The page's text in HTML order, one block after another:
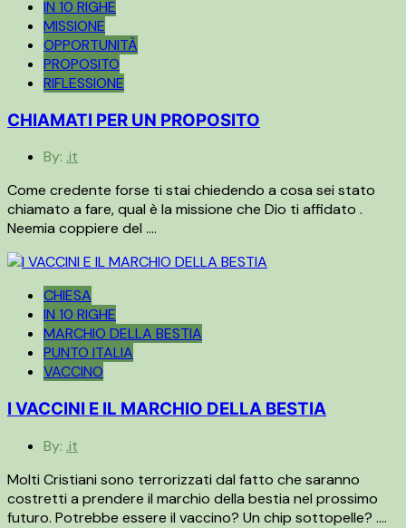
IN 10 RIGHE
MISSIONE
OPPORTUNITÀ
PROPOSITO
RIFLESSIONE
CHIAMATI PER UN PROPOSITO
By: .it
Come credente forse ti stai chiedendo a cosa sei stato
chiamato a fare, qual è la missione che Dio ti affidato .
Neemia coppiere del ….
CHIESA
IN 10 RIGHE
MARCHIO DELLA BESTIA
PUNTO ITALIA
VACCINO
I VACCINI E IL MARCHIO DELLA BESTIA
By: .it
Molti Cristiani sono terrorizzati dal fatto che saranno
costretti a prendere il marchio della bestia nel prossimo
futuro. Potrebbe essere il vaccino? Un chip sottopelle? ….